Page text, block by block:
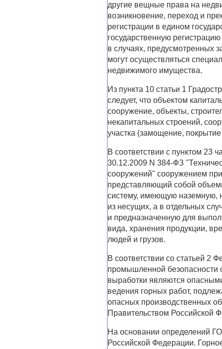
другие вещные права на
возникновение, переход и
регистрации в едином
государственную
в случаях, предусмотренных
могут осуществляться
недвижимого имущества.
Из пункта 10 статьи 1
следует, что объектом
сооружение, объекты,
некапитальных строений,
участка (замощение, покрытие
В соответствии с пунктом 23
30.12.2009 N 384-ФЗ
сооружений" сооружением
представляющий собой
систему, имеющую наземную,
из несущих, а в отдельных
и предназначенную для
вида, хранения продукции,
людей и грузов.
В соответствии со статьей 2
промышленной безопасности
выработки являются
ведения горных работ,
опасных производственных
Правительством Российской
На основании определений
Российской Федерации.